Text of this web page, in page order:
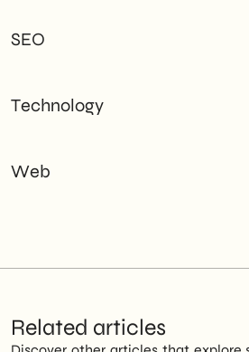
SEO
Technology
Web
Related articles